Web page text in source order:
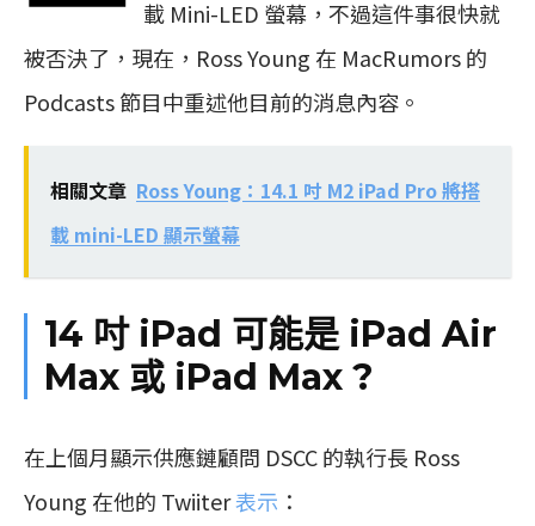
載 Mini-LED 螢幕，不過這件事很快就
被否決了，現在，Ross Young 在 MacRumors 的
Podcasts 節目中重述他目前的消息內容。
相關文章 Ross Young：14.1 吋 M2 iPad Pro 將搭
載 mini-LED 顯示螢幕
14 吋 iPad 可能是 iPad Air
Max 或 iPad Max ?
在上個月顯示供應鏈顧問 DSCC 的執行長 Ross
Young 在他的 Twiiter表示 ：